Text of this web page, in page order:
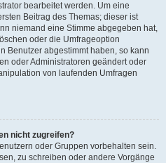
bearbeitet werden. Um eine
Beitrag des Themas; dieser ist
niemand eine Stimme abgegeben hat,
oder die Umfrageoption
Benutzer abgestimmt haben, so kann
oder Administratoren geändert oder
von laufenden Umfragen
nicht zugreifen?
oder Gruppen vorbehalten sein.
zu schreiben oder andere Vorgänge